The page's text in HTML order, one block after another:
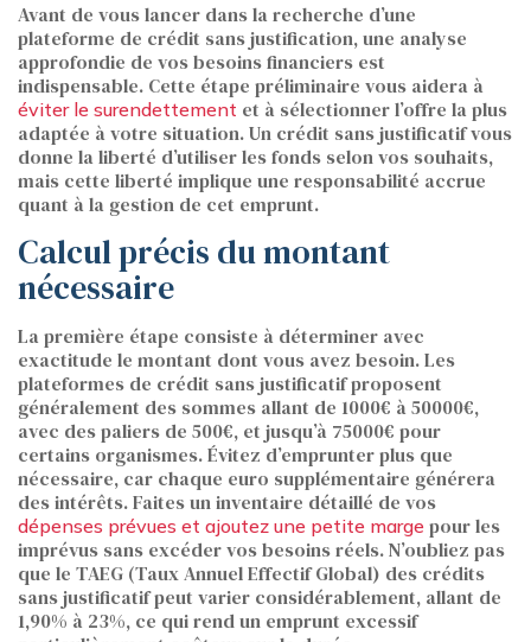
Avant de vous lancer dans la recherche d’une
plateforme de crédit sans justification, une analyse
approfondie de vos besoins financiers est
indispensable. Cette étape préliminaire vous aidera à
éviter le surendettement et à sélectionner l’offre la plus
adaptée à votre situation. Un crédit sans justificatif vous
donne la liberté d’utiliser les fonds selon vos souhaits,
mais cette liberté implique une responsabilité accrue
quant à la gestion de cet emprunt.
Calcul précis du montant
nécessaire
La première étape consiste à déterminer avec
exactitude le montant dont vous avez besoin. Les
plateformes de crédit sans justificatif proposent
généralement des sommes allant de 1000€ à 50000€,
avec des paliers de 500€, et jusqu’à 75000€ pour
certains organismes. Évitez d’emprunter plus que
nécessaire, car chaque euro supplémentaire générera
des intérêts. Faites un inventaire détaillé de vos
dépenses prévues et ajoutez une petite marge pour les
imprévus sans excéder vos besoins réels. N’oubliez pas
que le TAEG (Taux Annuel Effectif Global) des crédits
sans justificatif peut varier considérablement, allant de
1,90% à 23%, ce qui rend un emprunt excessif